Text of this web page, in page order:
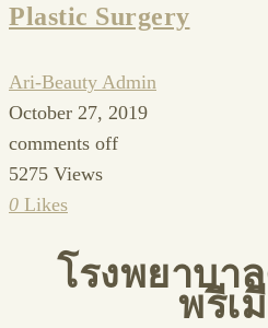
Plastic Surgery
Ari-Beauty Admin
October 27, 2019
comments off
5275 Views
0 Likes
โรงพยาบา
พรีเ